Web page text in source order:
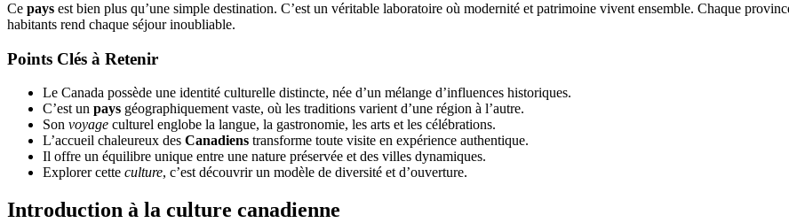
Ce pays est bien plus qu’une simple destination. C’est un véritable laboratoire où modernité et patrimoine vivent ensemble. Chaque
habitants rend chaque séjour inoubliable.
Points Clés à Retenir
Le Canada possède une identité culturelle distincte, née d’un mélange d’influences historiques.
C’est un pays géographiquement vaste, où les traditions varient d’une région à l’autre.
Son voyage culturel englobe la langue, la gastronomie, les arts et les célébrations.
L’accueil chaleureux des Canadiens transforme toute visite en expérience authentique.
Il offre un équilibre unique entre une nature préservée et des villes dynamiques.
Explorer cette culture, c’est découvrir un modèle de diversité et d’ouverture.
Introduction à la culture canadienne